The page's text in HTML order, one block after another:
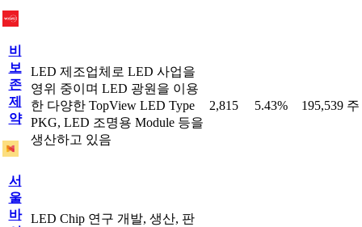
비
보
존
제
약
LED 제조업체로 LED 사업을
영위 중이며 LED 광원을 이용
한 다양한 TopView LED Type
PKG, LED 조명용 Module 등을
생산하고 있음
2,815 5.43% 195,539 주
서
울
바
LED Chip 연구 개발, 생산, 판